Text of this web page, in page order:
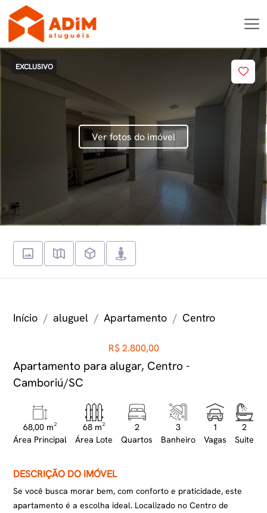
EXCLUSIVO
Ver fotos do imóvel
Início aluguel Apartamento Centro
R$ 2.800,00
Apartamento para alugar, Centro -
Camboriú/SC
68,00 m²
Área Principal
68 m²
Área Lote
2
Quartos
3
Banheiro
1
Vagas
2
Suite
DESCRIÇÃO DO IMÓVEL
Se você busca morar bem, com conforto e praticidade, este
apartamento é a escolha ideal. Localizado no Centro de